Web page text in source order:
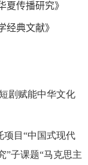
夏传播研究》
经典文献》
剧赋能中华文化
项目“中国式现代
”子课题“马克思主